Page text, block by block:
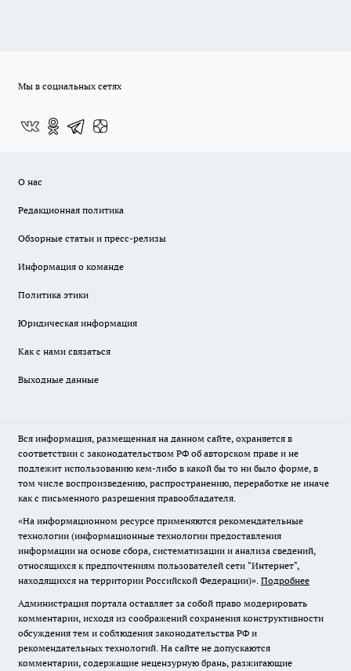
Мы в социальных сетях
О нас
Редакционная политика
Обзорные статьи и пресс-релизы
Информация о команде
Политика этики
Юридическая информация
Как с нами связаться
Выходные данные
Вся информация, размещенная на данном сайте, охраняется в
соответствии с законодательством РФ об авторском праве и не
подлежит использованию кем-либо в какой бы то ни было форме, в
том числе воспроизведению, распространению, переработке не иначе
как с письменного разрешения правообладателя.
«На информационном ресурсе применяются рекомендательные
технологии (информационные технологии предоставления
информации на основе сбора, систематизации и анализа сведений,
относящихся к предпочтениям пользователей сети "Интернет",
находящихся на территории Российской Федерации)». Подробнее
Администрация портала оставляет за собой право модерировать
комментарии, исходя из соображений сохранения конструктивности
обсуждения тем и соблюдения законодательства РФ и
рекомендательных технологий. На сайте не допускаются
комментарии, содержащие нецензурную брань, разжигающие